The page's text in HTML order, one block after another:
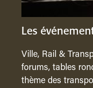
Les
Ville, Rail &
forums, tables
thème des